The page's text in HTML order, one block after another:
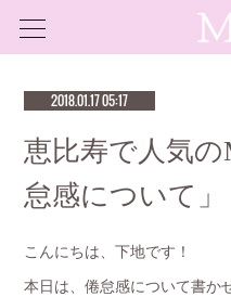
2018.01.17 05:17
恵比寿で人気
怠感について」
こんにちは、下地です！
本日は、倦怠感について書か